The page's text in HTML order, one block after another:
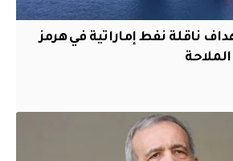
ناقلة نفط إماراتية في هرمز